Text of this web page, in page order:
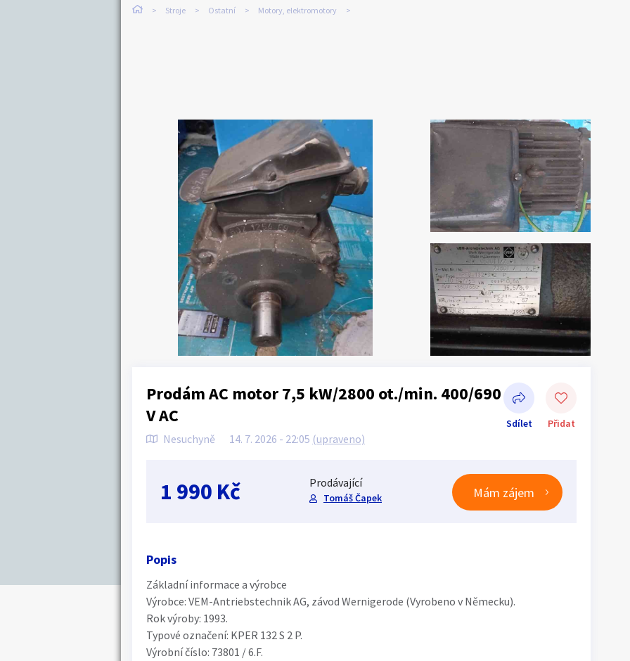
Stroje Ostatní Motory, elektromotory
Prodám AC motor 7,5 kW/2800 ot./min. 400/690
V AC
Nesuchyně 14. 7. 2026 - 22:05 (upraveno)
Sdílet Přidat
Sdílet na Facebooku
1 990 Kč Prodávající
Tomáš Čapek Mám zájem
Popis
Základní informace a výrobce
Výrobce: VEM-Antriebstechnik AG, závod Wernigerode (Vyrobeno v Německu).
Rok výroby: 1993.
Typové označení: KPER 132 S 2 P.
Výrobní číslo: 73801 / 6.F.